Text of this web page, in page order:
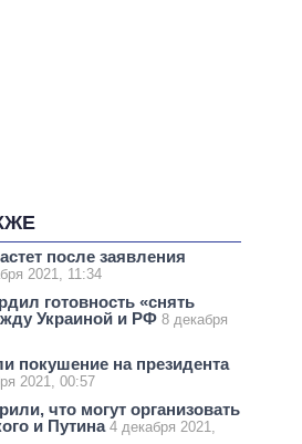
после заявления
2021, 11:34
готовность «снять
Украиной и РФ 8 декабря
покушение на президента
2021, 00:57
что могут организовать
и Путина 4 декабря 2021,